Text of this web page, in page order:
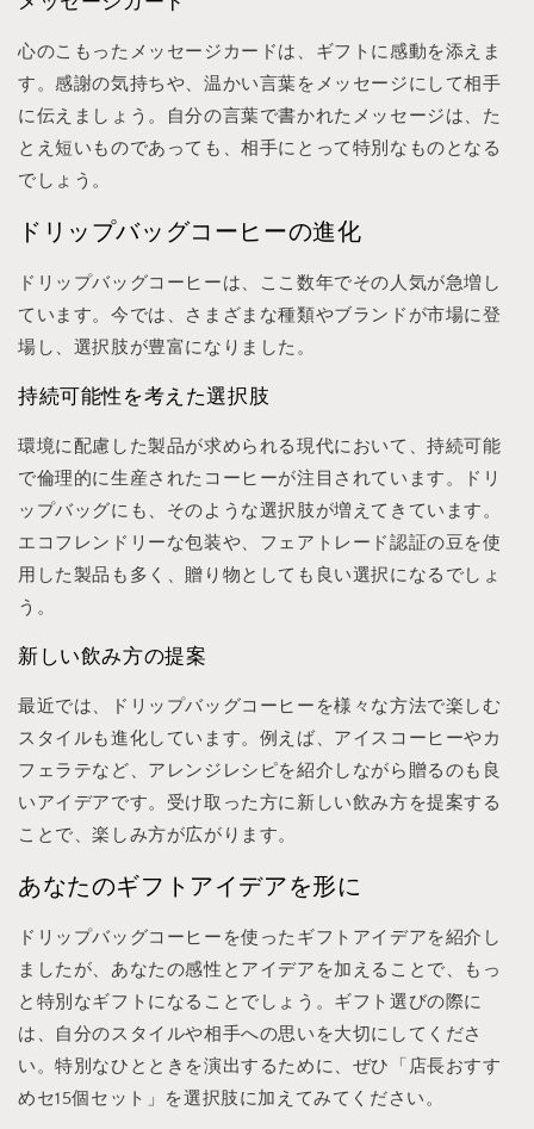
心のこもったメッセージカードは、ギフトに感動を添えま
す。感謝の気持ちや、温かい言葉をメッセージにして相手
に伝えましょう。自分の言葉で書かれたメッセージは、た
とえ短いものであっても、相手にとって特別なものとなる
でしょう。
ドリップバッグコーヒーの進化
ドリップバッグコーヒーは、ここ数年でその人気が急増し
ています。今では、さまざまな種類やブランドが市場に登
場し、選択肢が豊富になりました。
持続可能性を考えた選択肢
環境に配慮した製品が求められる現代において、持続可能
で倫理的に生産されたコーヒーが注目されています。ドリ
ップバッグにも、そのような選択肢が増えてきています。
エコフレンドリーな包装や、フェアトレード認証の豆を使
用した製品も多く、贈り物としても良い選択になるでしょ
う。
新しい飲み方の提案
最近では、ドリップバッグコーヒーを様々な方法で楽しむ
スタイルも進化しています。例えば、アイスコーヒーやカ
フェラテなど、アレンジレシピを紹介しながら贈るのも良
いアイデアです。受け取った方に新しい飲み方を提案する
ことで、楽しみ方が広がります。
あなたのギフトアイデアを形に
ドリップバッグコーヒーを使ったギフトアイデアを紹介し
ましたが、あなたの感性とアイデアを加えることで、もっ
と特別なギフトになることでしょう。ギフト選びの際に
は、自分のスタイルや相手への思いを大切にしてくださ
い。特別なひとときを演出するために、ぜひ「店長おすす
めセ15個セット」を選択肢に加えてみてください。